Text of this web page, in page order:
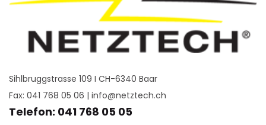
Sihlbruggstrasse 109 I CH-6340 Baar
Fax: 041 768 05 06 | info@netztech.ch
Telefon: 041 768 05 05